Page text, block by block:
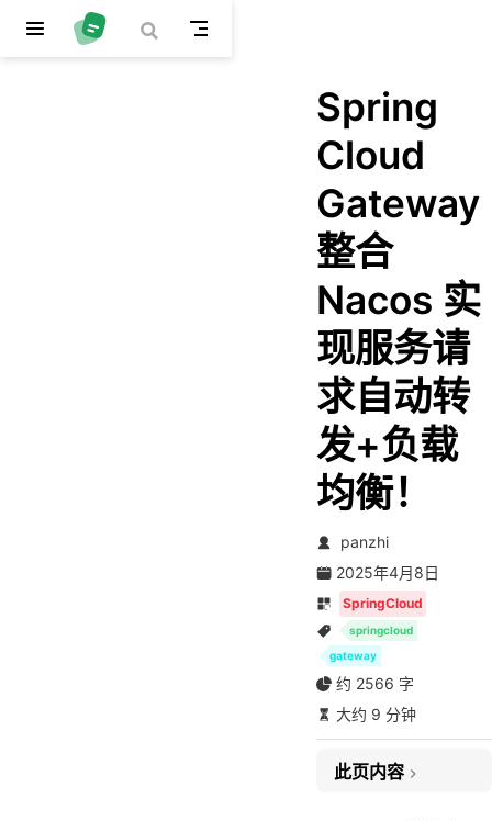
跳至主要內容
Spring
Cloud
Gateway
整合
Nacos 实
现服务请
求自动转
发+负载
均衡！
panzhi
2025年4月8日
SpringCloud
springcloud
gateway
约 2566 字
大约 9 分钟
此页内容
二、整合注册中心